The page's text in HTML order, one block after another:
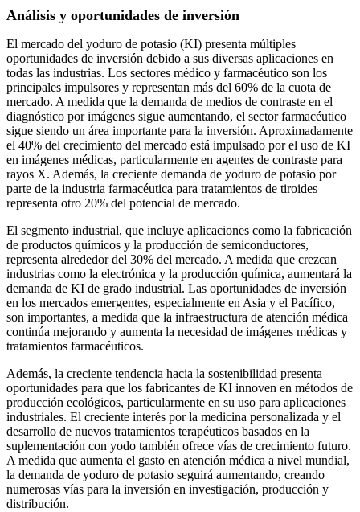
Análisis y oportunidades de inversión
El mercado del yoduro de potasio (KI) presenta múltiples
oportunidades de inversión debido a sus diversas aplicaciones en
todas las industrias. Los sectores médico y farmacéutico son los
principales impulsores y representan más del 60% de la cuota de
mercado. A medida que la demanda de medios de contraste en el
diagnóstico por imágenes sigue aumentando, el sector farmacéutico
sigue siendo un área importante para la inversión. Aproximadamente
el 40% del crecimiento del mercado está impulsado por el uso de KI
en imágenes médicas, particularmente en agentes de contraste para
rayos X. Además, la creciente demanda de yoduro de potasio por
parte de la industria farmacéutica para tratamientos de tiroides
representa otro 20% del potencial de mercado.
El segmento industrial, que incluye aplicaciones como la fabricación
de productos químicos y la producción de semiconductores,
representa alrededor del 30% del mercado. A medida que crezcan
industrias como la electrónica y la producción química, aumentará la
demanda de KI de grado industrial. Las oportunidades de inversión
en los mercados emergentes, especialmente en Asia y el Pacífico,
son importantes, a medida que la infraestructura de atención médica
continúa mejorando y aumenta la necesidad de imágenes médicas y
tratamientos farmacéuticos.
Además, la creciente tendencia hacia la sostenibilidad presenta
oportunidades para que los fabricantes de KI innoven en métodos de
producción ecológicos, particularmente en su uso para aplicaciones
industriales. El creciente interés por la medicina personalizada y el
desarrollo de nuevos tratamientos terapéuticos basados ​​en la
suplementación con yodo también ofrece vías de crecimiento futuro.
A medida que aumenta el gasto en atención médica a nivel mundial,
la demanda de yoduro de potasio seguirá aumentando, creando
numerosas vías para la inversión en investigación, producción y
distribución.